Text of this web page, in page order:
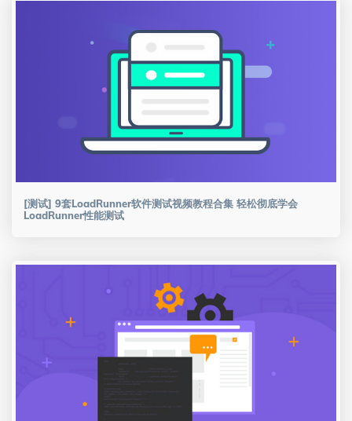
[测试] 9套LoadRunner软件测试视频教程合集 轻松彻底学会
LoadRunner性能测试